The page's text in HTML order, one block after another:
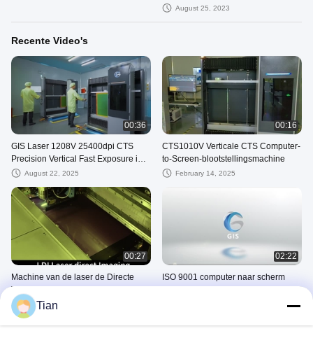
mm LDI-apparatuur
August 25, 2023
Recente Video's
00:36
GIS Laser 1208V 25400dpi CTS
Precision Vertical Fast Exposure in
Computer-to-Screen Imaging
August 22, 2025
00:16
CTS1010V Verticale CTS Computer-
to-Screen-blootstellingsmachine
February 14, 2025
00:27
Machine van de laser de Directe
Weergave
October 22, 2024
02:22
ISO 9001 computer naar scherm
Tian